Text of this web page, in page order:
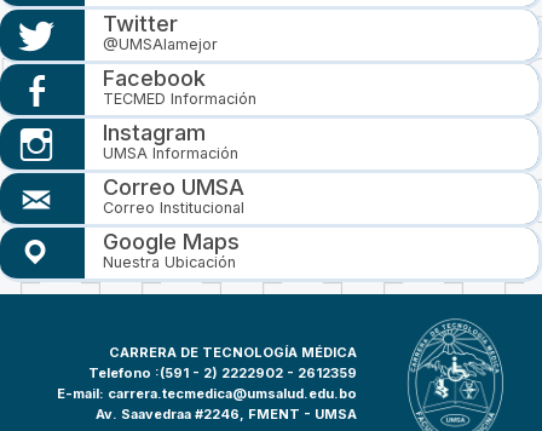
Twitter
@UMSAlamejor
Facebook
TECMED Información
Instagram
UMSA Información
Correo UMSA
Correo Institucional
Google Maps
Nuestra Ubicación
CARRERA DE TECNOLOGÍA MÉDICA
Telefono :(591 - 2) 2222902 - 2612359
E-mail: carrera.tecmedica@umsalud.edu.bo
Av. Saavedraa #2246, FMENT - UMSA